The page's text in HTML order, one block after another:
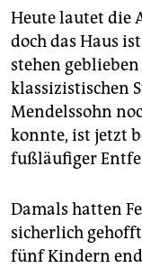
Heute lautet die
doch das Haus
stehen
klassizistischen
Mendelssohn
konnte, ist jetzt
fußläufiger
Damals hatten
sicherlich
fünf Kindern